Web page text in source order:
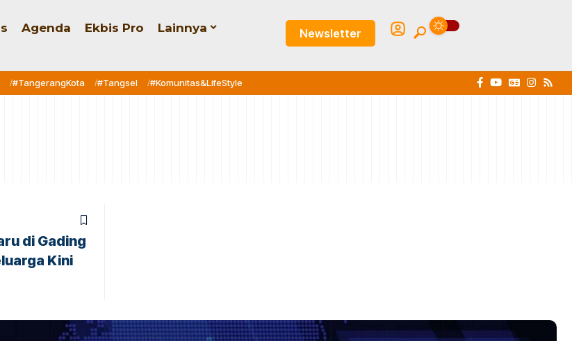
Agenda Ekbis Pro Lainnya Newsletter
#TangerangKota #Tangsel #Komunitas&LifeStyle
di Gading
Kini